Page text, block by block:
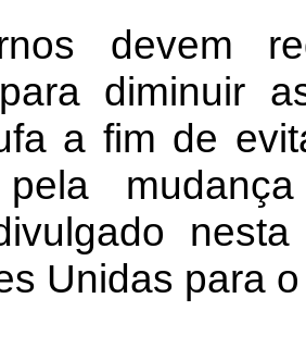
devem
diminuir
a fim de
Unidas para